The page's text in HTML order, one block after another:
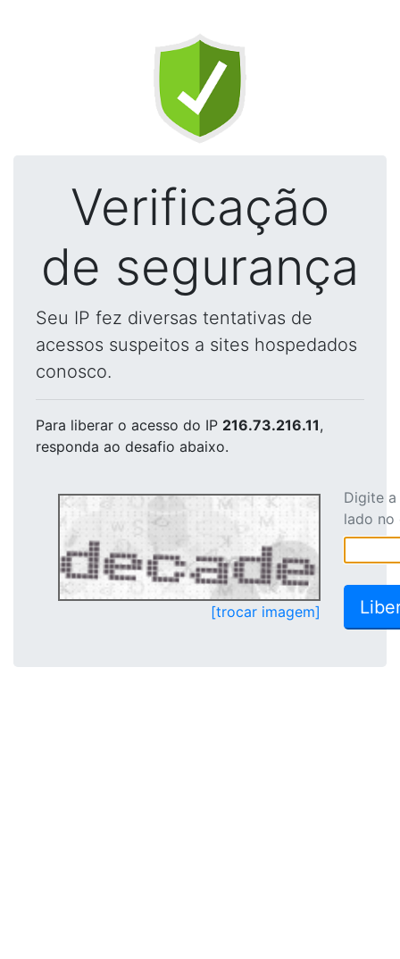
Verificação
de segurança
Seu IP fez diversas tentativas de
acessos suspeitos a sites hospedados
conosco.
Para liberar o acesso do IP 216.73.216.11,
responda ao desafio abaixo.
[trocar imagem]
Digite
lado no